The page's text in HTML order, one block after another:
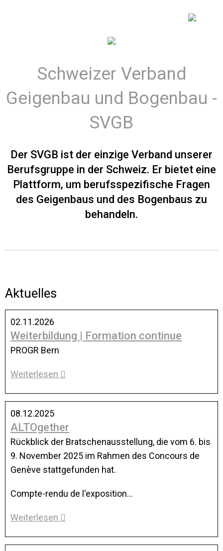
Schweizer Verband
Geigenbau und Bogenbau -
SVGB
Der SVGB ist der einzige Verband unserer
Berufsgruppe in der Schweiz. Er bietet eine
Plattform, um berufsspezifische Fragen
des Geigenbaus und des Bogenbaus zu
behandeln.
Aktuelles
02.11.2026
Weiterbildung | Formation continue
PROGR Bern
Weiterlesen
08.12.2025
ALTOgether
Rückblick der Bratschenausstellung, die vom 6. bis
9. November 2025 im Rahmen des Concours de
Genève stattgefunden hat.
Compte-rendu de l'exposition…
Weiterlesen